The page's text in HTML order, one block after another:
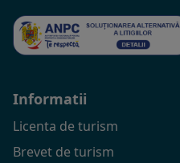
Informatii
Licenta de turism
Brevet de turism